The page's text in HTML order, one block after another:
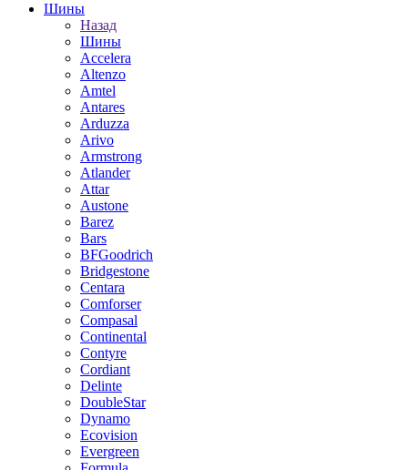
Шины
Назад
Шины
Accelera
Altenzo
Amtel
Antares
Arduzza
Arivo
Armstrong
Atlander
Attar
Austone
Barez
Bars
BFGoodrich
Bridgestone
Centara
Comforser
Compasal
Continental
Contyre
Cordiant
Delinte
DoubleStar
Dynamo
Ecovision
Evergreen